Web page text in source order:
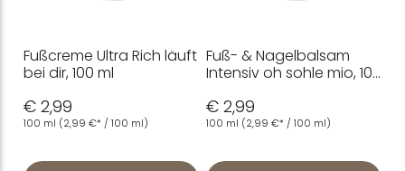
Fußcreme Ultra Rich läuft
bei dir, 100 ml
€ 2,99
100 ml (2,99 €* / 100 ml)
Fuß- & Nagelbalsam
Intensiv oh sohle mio, 100
€ 2,99
100 ml (2,99 €* / 100 ml)